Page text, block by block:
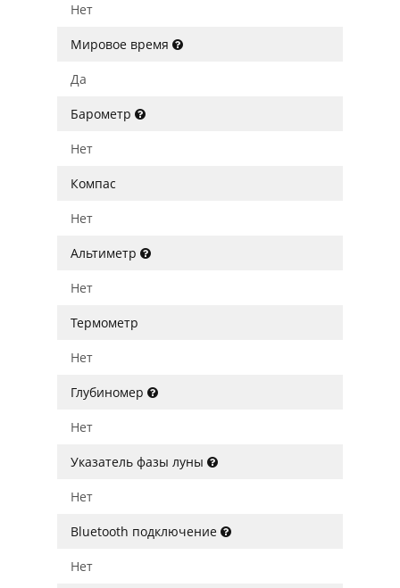
Нет
Мировое время
Да
Барометр
Нет
Компас
Нет
Альтиметр
Нет
Термометр
Нет
Глубиномер
Нет
Указатель фазы луны
Нет
Bluetooth подключение
Нет